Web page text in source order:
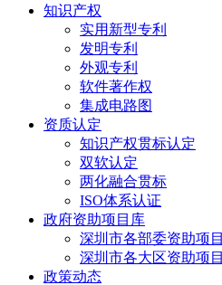
知识产权
实用新型专利
发明专利
外观专利
软件著作权
集成电路图
资质认定
知识产权贯标认定
双软认定
两化融合贯标
ISO体系认证
政府资助项目库
深圳市各部委资助项目
深圳市各大区资助项目
政策动态